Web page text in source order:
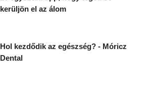
kerüljön el az álom
Hol kezdődik az egészség? - Móricz
Dental